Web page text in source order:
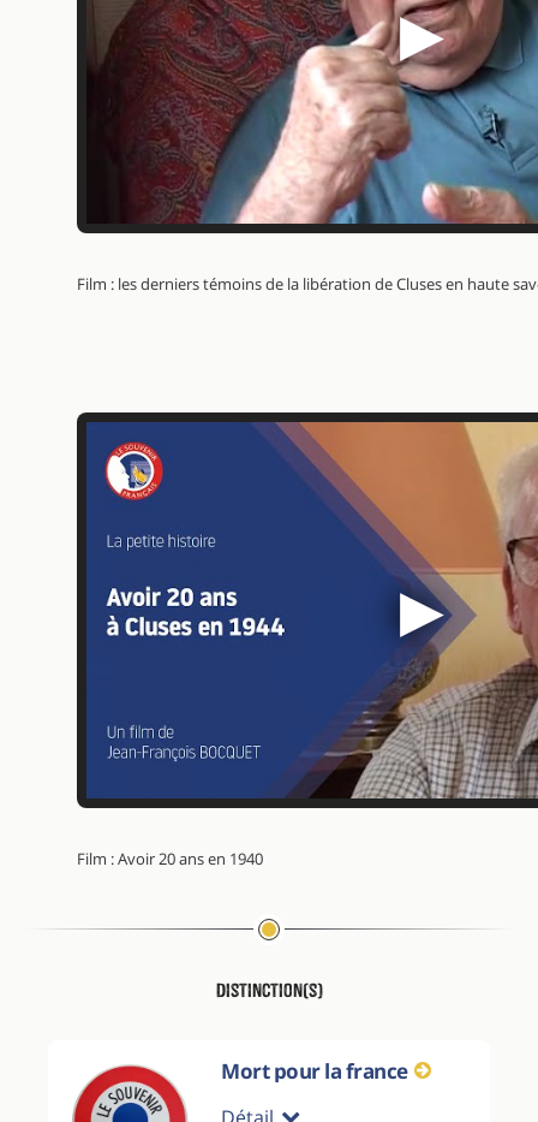
▶
Film : les derniers témoins de la libération de Cluses en haute
▶
Film : Avoir 20 ans en 1940
Distinction(s)
Mort pour la france